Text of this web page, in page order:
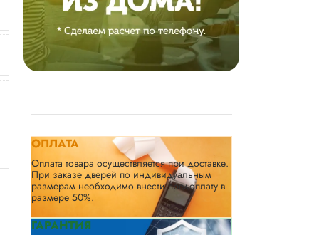
ОПЛАТА
Оплата товара осуществляется при доставке.
При заказе дверей по индивидуальным
размерам необходимо внести предоплату в
размере 50%.
ГАРАНТИЯ